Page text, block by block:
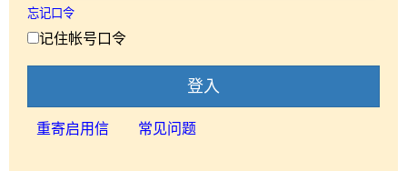
忘记口令
记住帐号口令
登入
重寄启用信 常见问题